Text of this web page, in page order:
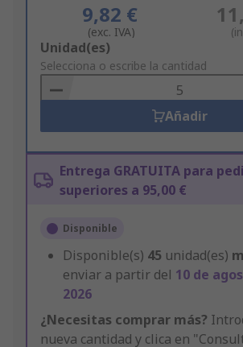
9,82 €
(exc. IVA)
Add
to
Basket
Unidad(es)
Selecciona o escribe la cantidad
Añadir
Entrega GRATUITA para
superiores a 95,00 €
Disponible
Disponible(s) 45 unidad(es)
enviar a partir del 10 de
2026
¿Necesitas comprar más?
nueva cantidad y clica en